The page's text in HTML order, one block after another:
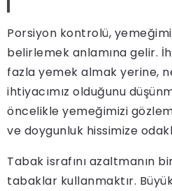
Porsiyon kontrolü,
belirlemek anlamına gelir.
fazla yemek almak yerine,
ihtiyacımız olduğunu
öncelikle yemeğimizi
ve doygunluk hissimize
Tabak israfını azaltmanın
tabaklar kullanmaktır.